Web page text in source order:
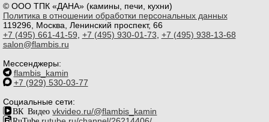
© ООО ТПК «ДАНА» (камины, печи, кухни)
Политика в отношении обработки персональных данных
119296, Москва, Ленинский проспект, 66
+7 (495) 661-41-59 +7 (495) 930-01-73 +7 (495) 938-13-68
salon@flambis.ru
Мессенджеры:
flambis_kamin
+7 (929) 530-03-77
Социальные сети:
ВК Видео vkvideo.ru/@flambis_kamin
RuTube